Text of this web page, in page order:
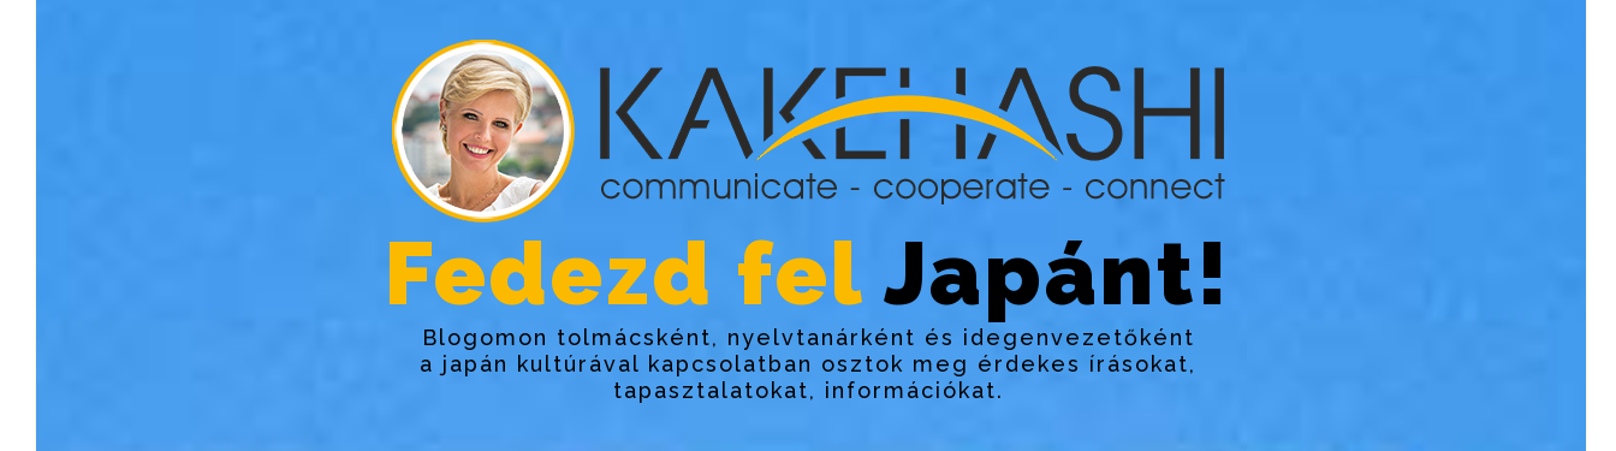
Fedezd fel Japánt!
Blogomon tolmácsként, nyelvtanárként és idegenvezetőként
a japán kultúrával kapcsolatban osztok meg érdekes írásokat,
tapasztalatokat, információkat.